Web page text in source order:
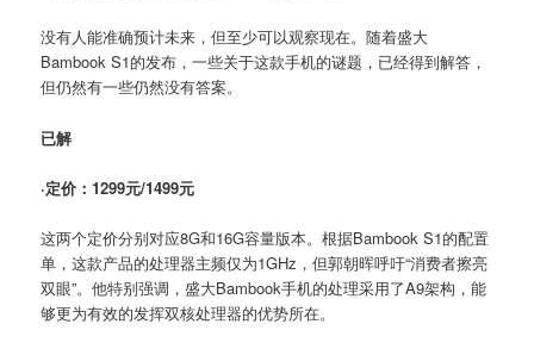
没有人能准确预计未来，但至少可以观察现在。随着盛大
Bambook S1的发布，一些关于这款手机的谜题，已经得到解答，
但仍然有一些仍然没有答案。
已解
·定价：1299元/1499元
这两个定价分别对应8G和16G容量版本。根据Bambook S1的配置
单，这款产品的处理器主频仅为1GHz，但郭朝晖呼吁“消费者擦亮
双眼”。他特别强调，盛大Bambook手机的处理采用了A9架构，能
够更为有效的发挥双核处理器的优势所在。